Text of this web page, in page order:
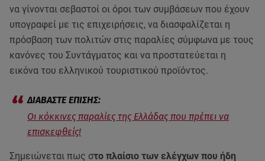
να γίνονται σεβαστοί οι όροι των συμβάσεων που έχουν
υπογραφεί με τις επιχειρήσεις, να διασφαλίζεται η
πρόσβαση των πολιτών στις παραλίες σύμφωνα με τους
κανόνες του Συντάγματος και να προστατεύεται η
εικόνα του ελληνικού τουριστικού προϊόντος.
Οι κόκκινες παραλίες της Ελλάδας που πρέπει να
επισκεφθείς!
Σημειώνεται πως στο πλαίσιο των ελέγχων που ήδη